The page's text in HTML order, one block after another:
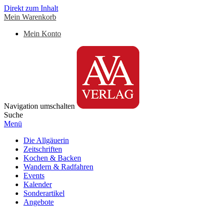
Direkt zum Inhalt
Mein Warenkorb
Mein Konto
Navigation umschalten
Suche
Menü
Die Allgäuerin
Zeitschriften
Kochen & Backen
Wandern & Radfahren
Events
Kalender
Sonderartikel
Angebote